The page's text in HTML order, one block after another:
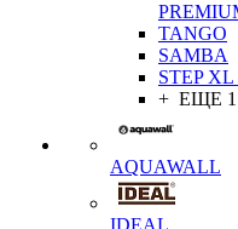
TANGO
SAMBA
STEP
+ ЕЩЕ 1
AQUAWALL
IDEAL